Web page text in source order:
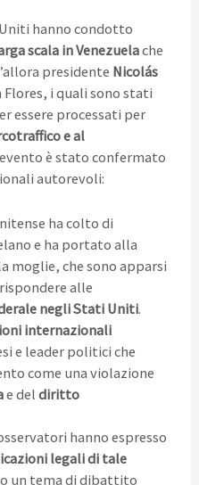
hanno condotto
scala in Venezuelache
presidente Nicolás
i quali sono stati
essere processati per
e al
è stato confermato
autorevoli:
ha colto di
e ha portato alla
moglie, che sono apparsi
alle
negli Stati Uniti.
internazionali
e leader politici che
come una violazione
e del diritto
hanno espresso
legali di tale
un tema di dibattito